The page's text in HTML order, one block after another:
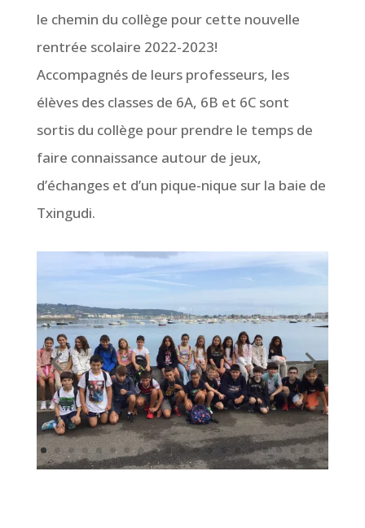
le chemin du collège pour cette nouvelle
rentrée scolaire 2022-2023!
Accompagnés de leurs professeurs, les
élèves des classes de 6A, 6B et 6C sont
sortis du collège pour prendre le temps de
faire connaissance autour de jeux,
d’échanges et d’un pique-nique sur la baie de
Txingudi.